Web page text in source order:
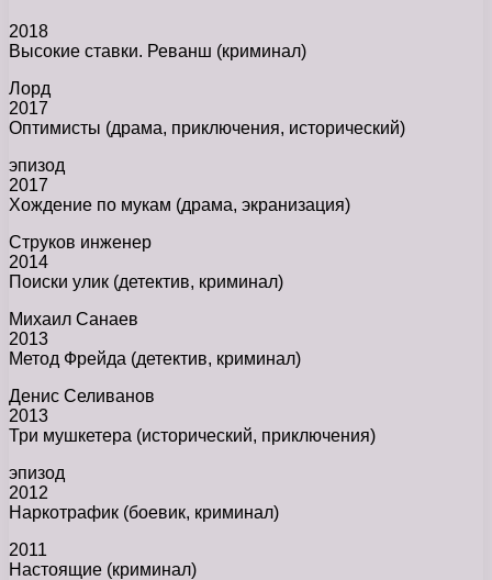
2018
Высокие ставки. Реванш (криминал)
Лорд
2017
Оптимисты (драма, приключения, исторический)
эпизод
2017
Хождение по мукам (драма, экранизация)
Струков инженер
2014
Поиски улик (детектив, криминал)
Михаил Санаев
2013
Метод Фрейда (детектив, криминал)
Денис Селиванов
2013
Три мушкетера (исторический, приключения)
эпизод
2012
Наркотрафик (боевик, криминал)
2011
Настоящие (криминал)